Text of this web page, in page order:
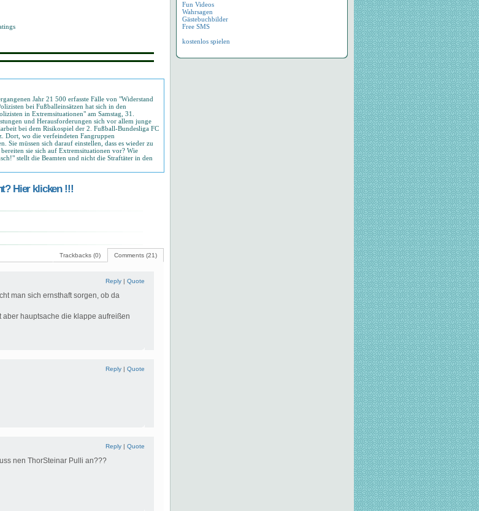
Jahr 21 500 erfasste Fälle von "Widerstand
bei Fußballeinsätzen hat sich in den
in Extremsituationen" am Samstag, 31.
und Herausforderungen sich vor allem junge
bei dem Risikospiel der 2. Fußball-Bundesliga FC
Dort, wo die verfeindeten Fangruppen
Sie müssen sich darauf einstellen, dass es wieder zu
sie sich auf Extremsituationen vor? Wie
stellt die Beamten und nicht die Straftäter in den
Hier klicken !!!
Comments (21)
Trackbacks (0)
Reply | Quote
man sich ernsthaft sorgen, ob da
hauptsache die klappe aufreißen
Reply | Quote
Reply | Quote
nen ThorSteinar Pulli an???
Fun Videos
Wahrsagen
Gästebuchbilder
Free SMS
kostenlos spielen